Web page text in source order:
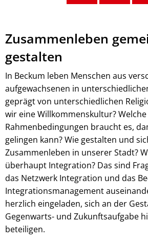
Zusammenleben
gestalten
In Beckum leben Menschen aus
aufgewachsenen in
geprägt von unterschiedlichen
wir eine Willkommenskultur? Welche
Rahmenbedingungen braucht es,
gelingen kann? Wie gestalten und
Zusammenleben in unserer Stadt?
überhaupt Integration? Das sind
das Netzwerk Integration und das
Integrationsmanagement
herzlich eingeladen, sich an der
Gegenwarts- und Zukunftsaufgabe
beteiligen.